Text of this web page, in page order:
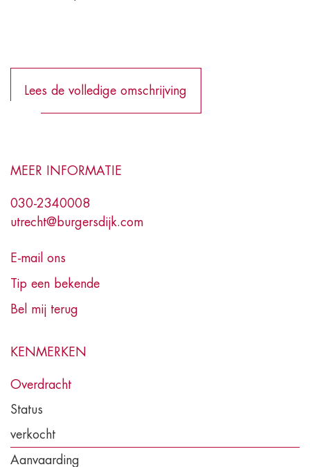
Lees de volledige omschrijving
MEER INFORMATIE
030-2340008
utrecht@burgersdijk.com
E-mail ons
Tip een bekende
Bel mij terug
KENMERKEN
Overdracht
Status
verkocht
Aanvaarding